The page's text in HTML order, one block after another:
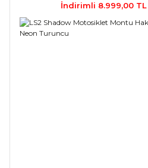
İndirimli 8.999,00 TL